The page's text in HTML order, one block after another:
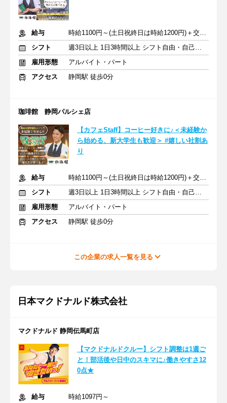
給与
時給1100円～(土日祝終日は時給1200円)＋交通費
シフト
週3日以上 1日3時間以上 シフト自由・自己申告
雇用形態
アルバイト・パート
アクセス
静岡駅 徒歩0分
珈琲館 静岡パルシェ店
【カフェStaff】コーヒー好きに♪＜未経験か
ら始める、新大学生も歓迎＞ #嬉しい社割あ
り
給与
時給1100円～(土日祝終日は時給1200円)＋交通費
シフト
週3日以上 1日3時間以上 シフト自由・自己申告
雇用形態
アルバイト・パート
アクセス
静岡駅 徒歩0分
この企業の求人一覧を見る
日本マクドナルド株式会社
マクドナルド 静岡伝馬町店
【マクドナルドクルー】シフト調整は1週ご
と！部活後や日中のスキマに♪働きやすさ12
0点★
給与
時給1097円～